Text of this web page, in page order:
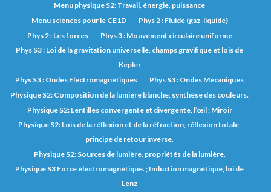
Menu physique S2: Travail, énergie, puissance
Menu sciences pour le CE1D
Phys 2 : Fluide (gaz-liquide)
Phys 2 : Les forces
Phys 3 : Mouvement circulaire uniforme
Phys S3 : Loi de la gravitation universelle, champs gravifique et lois de
Kepler
Phys S3 : Ondes Electromagnétiques
Phys S3 : Ondes Mécaniques
Physique S2: Composition de la lumière blanche, synthèse des couleurs.
Physique S2: Lentilles convergente et divergente, l’œil ; Miroir
Physique S2: Lois de la réflexion et de la réfraction, réflexion totale,
principe de retour inverse.
Physique S2: Sources de lumière, propriétés de la lumière.
Physique S3 Force électromagnétique. ; Induction magnétique, loi de
Lenz